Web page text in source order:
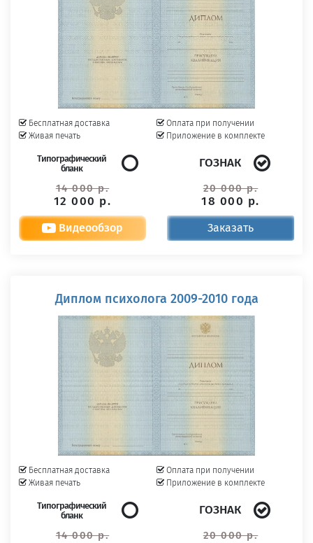
Бесплатная доставка
Живая печать
Оплата при получении
Приложение в комплекте
Типографический
бланк
14 000 р.
12 000 р.
ГОЗНАК
20 000 р.
18 000 р.
Видеообзор Заказать
Диплом психолога 2009-2010 года
Бесплатная доставка
Живая печать
Оплата при получении
Приложение в комплекте
Типографический
бланк
14 000 р.
ГОЗНАК
20 000 р.